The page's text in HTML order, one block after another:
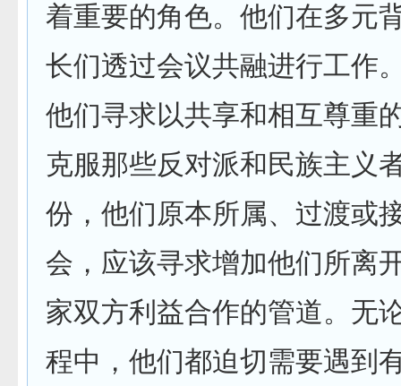
着重要的角色。他们在多元
长们透过会议共融进行工作
他们寻求以共享和相互尊重
克服那些反对派和民族主义
份，他们原本所属、过渡或
会，应该寻求增加他们所离
家双方利益合作的管道。无
程中，他们都迫切需要遇到